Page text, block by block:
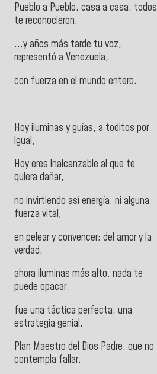
Pueblo a Pueblo, casa a casa, todos
te reconocieron,
...y años más tarde tu voz,
representó a Venezuela,
con fuerza en el mundo entero.
Hoy iluminas y guías, a toditos por
igual,
Hoy eres inalcanzable al que te
quiera dañar,
no invirtiendo así energía, ni alguna
fuerza vital,
en pelear y convencer; del amor y la
verdad,
ahora iluminas más alto, nada te
puede opacar,
fue una táctica perfecta, una
estrategia genial,
Plan Maestro del Dios Padre, que no
contempla fallar.